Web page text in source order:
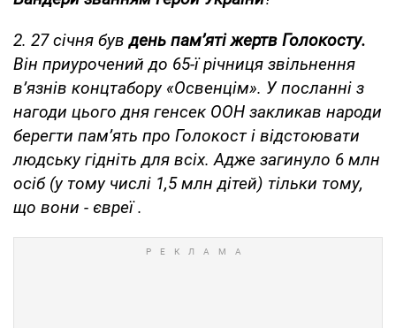
2. 27 січня бувдень пам’яті жертв Голокосту.
Він приурочений до 65-ї річниця звільнення
в’язнів концтабору «Освенцім». У посланні з
нагоди цього дня генсек ООН закликав народи
берегти пам’ять про Голокост і відстоювати
людську гідніть для всіх. Адже загинуло 6 млн
осіб (у тому числі 1,5 млн дітей) тільки тому,
що вони - євреї.